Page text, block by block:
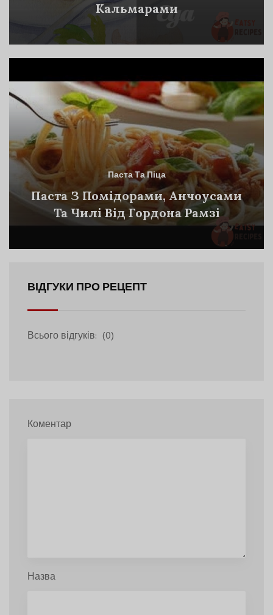
Кальмарами
Паста Та Піца
Паста З Помідорами, Анчоусами
Та Чилі Від Гордона Рамзі
ВІДГУКИ ПРО РЕЦЕПТ
Всього відгуків: (0)
Коментар
Назва